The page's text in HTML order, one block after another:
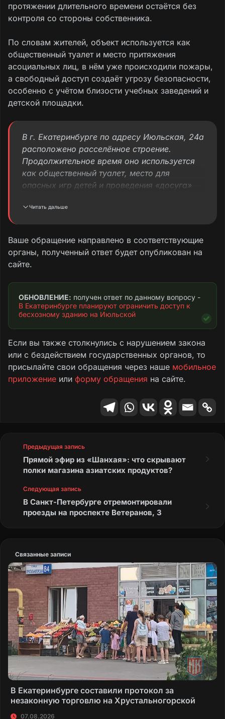
протяжении длительного времени остаётся без
контроля со стороны собственника.
По словам жителей, объект используется как
общественный туалет и место притяжения
асоциальных лиц, в нём уже происходили пожары,
а свободный доступ создаёт угрозу безопасности,
особенно с учётом близости учебных заведений и
детской площадки.
В г. Екатеринбурге по адресу Июльская, 24а
расположено расселённое строение.
Продолжительное время оно используется
как общественный туалет, место для
опасных игр детей и проведения «досуга»
время произошло несколько пожаров.
сносу либо по ограничению доступа к
данному объекту.
Прошу направить обращение в
ответственные подразделения для
воздействия на владельца. Строение может
ухудшить криминогенную обстановку и стать
местом правонарушений. Опасность
бесхозяйственного отношения к объекту
заключается также в том, что в
непосредственной близости находятся
учебные заведения и детская площадка.
Читать дальше
Ваше обращение направлено в соответствующие
органы, полученный ответ будет опубликован на
сайте.
ОБНОВЛЕНИЕ:
В Екатеринбурге планируют ограничить доступ к
бесхозному зданию на Июльской
Если вы также столкнулись с нарушением закона
или с бездействием государственных органов, то
присылайте свои обращения через наше мобильное
приложение или форму обращения на сайте.
Предыдущая запись
Прямой эфир из «Шанхая»: что скрывают
полки магазина азиатских продуктов?
Следующая запись
В Санкт-Петербурге отремонтировали
проезды на проспекте Ветеранов, 3
Связанные записи
В Екатеринбурге составили протокол за
незаконную торговлю на Хрустальногорской
07.08.2026